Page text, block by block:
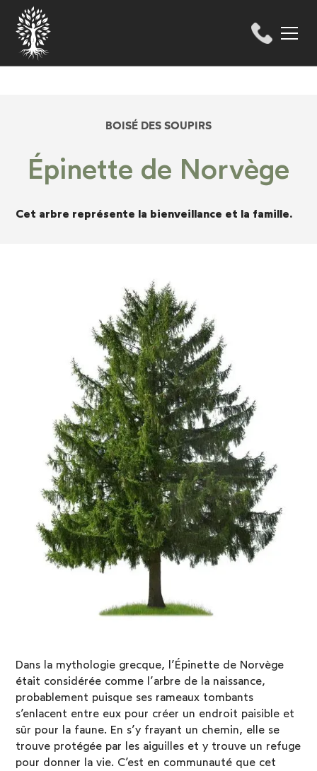
BOISÉ DES SOUPIRS
Épinette de Norvège
Cet arbre représente la bienveillance et la famille.
Dans la mythologie grecque, l’Épinette de Norvège
était considérée comme l’arbre de la naissance,
probablement puisque ses rameaux tombants
s’enlacent entre eux pour créer un endroit paisible et
sûr pour la faune. En s’y frayant un chemin, elle se
trouve protégée par les aiguilles et y trouve un refuge
pour donner la vie. C’est en communauté que cet